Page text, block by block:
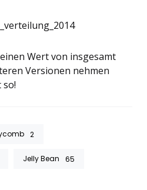
Wert von insgesamt
Versionen nehmen
so!
2
Jelly Bean 65